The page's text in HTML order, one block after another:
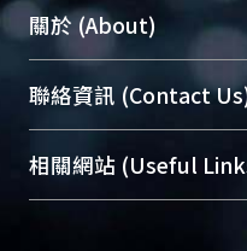
關於 (About)
臺大位居世界頂尖大
展現本校豐碩的研究
機構典藏（NTUR）與
台，成為臺大學術典
聯絡資訊 (Contact
總館學科館員(Main
醫學圖書館學科館員
相關網站 (Useful